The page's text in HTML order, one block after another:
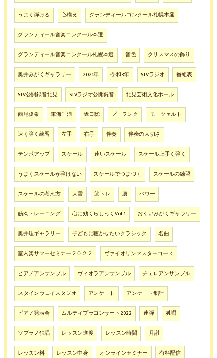
うまく弾ける 心構え グランディールコンクール札幌本選
グランディール音楽コンクール本選
グランディール音楽コンクール札幌本選 音色 クリスマスの飾り
奥井みがくギャラリー 2021年 令和3年 STVラジオ 番組表
STV公開録音北見 STVラジオ公開録音 北見芸術文化ホール
西尾優希 東海千浪 坂口聡 プーランク モーツァルト
速く弾く練習 左手 右手 伴奏 伴奏の大切さ
テンポアップ スケール 速いスケール スケール上手く弾く
うまくスケールが弾けない スケールでつまづく スケールの練習
スケールの考え方 大雪 筋トレ 腰 パワー
筋肉トレーニング 心に効くらしっくVol.4 おくいみがくギャラリー
奥井理ギャラリー 子どもに聴かせたいクラシック 名曲
室内楽サマーセミナー２０２２ ヴァイオリンマスターコース
ピアノアンサンブル ヴィオラアンサンブル チェロアンサンブル
スタインウェイスタジオ アンケート アンケート集計
ピアノ発表会 ムルティプラコンサート2022 連弾 独唱
ソプラノ独唱 レッスン進度 レッスン時間 月謝
レッスン料 レッスン中身 オンラインセミナー 有料配信